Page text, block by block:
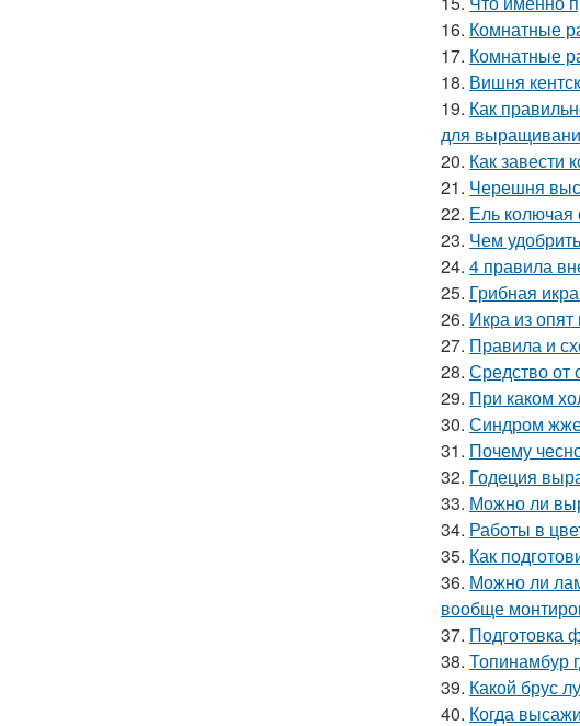
16. Комнатные
17. Комнатные
18. Вишня
19. Как
для
20. Как завести
21. Черешня
22. Ель колючая
23. Чем
24. 4 правила
25. Грибная
26. Икра из
27. Правила и
28. Средство от
29. При каком
30. Синдром
31. Почему
32. Годеция
33. Можно ли
34. Работы в
35. Как
36. Можно ли
вообще
37. Подготовка
38. Топинамбур
39. Какой брус
40. Когда